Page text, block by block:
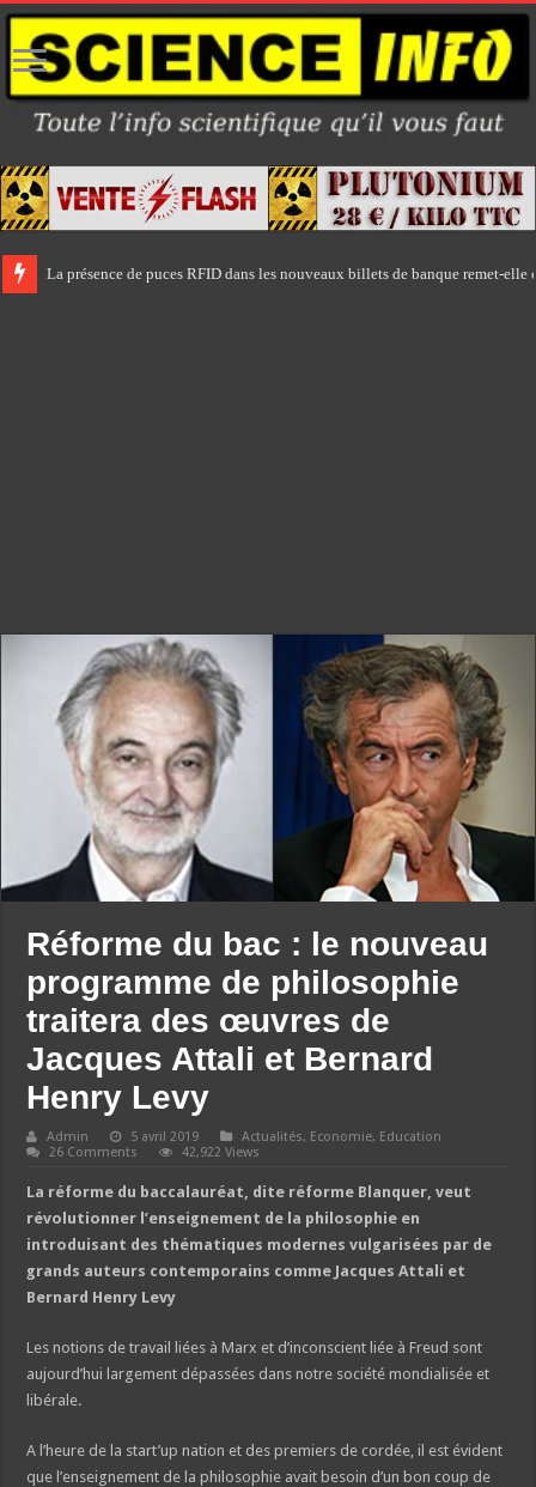
La présence de puces RFID dans les nouveaux billets de banque remet-
Réforme du bac : le nouveau
programme de philosophie
traitera des œuvres de
Jacques Attali et Bernard
Henry Levy
Admin 5 avril 2019 Actualités, Economie, Education
26 Comments
42,922 Views
La réforme du baccalauréat, dite réforme Blanquer, veut
révolutionner l’enseignement de la philosophie en
introduisant des thématiques modernes vulgarisées par de
grands auteurs contemporains comme Jacques Attali et
Bernard Henry Levy
Les notions de travail liées à Marx et d’inconscient liée à Freud sont
aujourd’hui largement dépassées dans notre société mondialisée et
libérale.
A l’heure de la start’up nation et des premiers de cordée, il est évident
que l’enseignement de la philosophie avait besoin d’un bon coup de